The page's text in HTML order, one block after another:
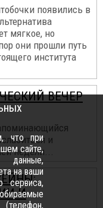
появились в
мягкое, но
они прошли путь
института
ВЕЧЕР
и
недели...
И
что при
сайте,
данные,
на ваши
сервиса,